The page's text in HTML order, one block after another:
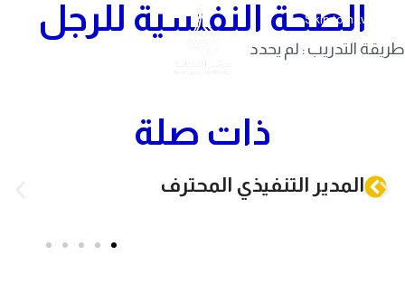
Skip to navigation
الصحة النفسية للرجل
طريقة التدريب : لم يحدد
ذات صلة
المدير التنفيذي المحترف